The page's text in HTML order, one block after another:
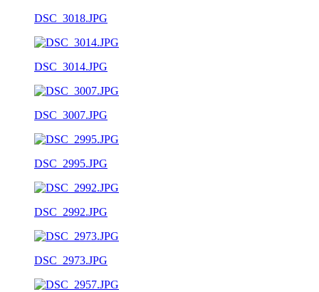
DSC_3018.JPG
DSC_3014.JPG
DSC_3007.JPG
DSC_2995.JPG
DSC_2992.JPG
DSC_2973.JPG